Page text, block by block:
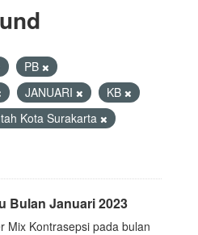
PB
JANUARI
KB
Kota Surakarta
Bulan Januari 2023
Mix Kontrasepsi pada bulan